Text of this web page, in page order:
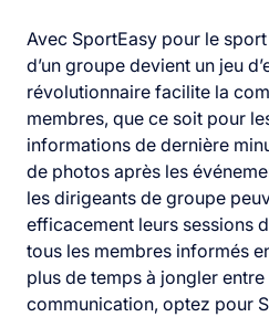
Avec SportEasy pour le
d’un groupe devient un jeu
révolutionnaire facilite la
membres, que ce soit pour
informations de dernière
de photos après les
les dirigeants de groupe
efficacement leurs sessions
tous les membres informés
plus de temps à jongler
communication, optez pour